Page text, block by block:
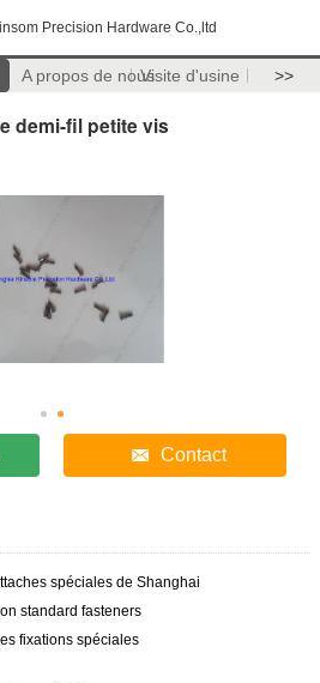
Precision Hardware Co.,ltd
A propos de nousVisite d'usine >>
demi-fil petite vis
Contact
spéciales de Shanghai
standard fasteners
fixations spéciales